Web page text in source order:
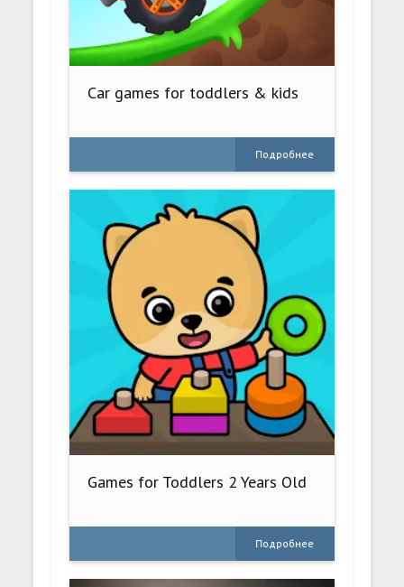
Car games for toddlers & kids
Подробнее
Games for Toddlers 2 Years Old
Подробнее